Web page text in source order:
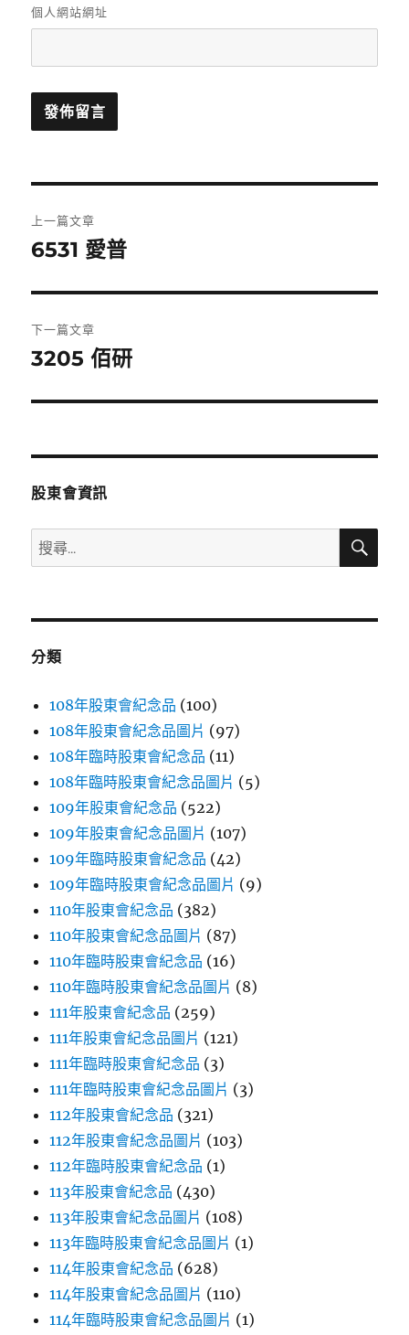
個人網站網址
章
覽
上一篇文章
上
篇
文
章:
6531 愛普
下一篇文章
下
篇
章:
3205 佰研
股東會資訊
搜
尋
鍵
搜
分類
108年股東會紀念品 (100)
108年股東會紀念品圖片 (97)
108年臨時股東會紀念品 (11)
108年臨時股東會紀念品圖片 (5)
109年股東會紀念品 (522)
109年股東會紀念品圖片 (107)
109年臨時股東會紀念品 (42)
109年臨時股東會紀念品圖片 (9)
110年股東會紀念品 (382)
110年股東會紀念品圖片 (87)
110年臨時股東會紀念品 (16)
110年臨時股東會紀念品圖片 (8)
111年股東會紀念品 (259)
111年股東會紀念品圖片 (121)
111年臨時股東會紀念品 (3)
111年臨時股東會紀念品圖片 (3)
112年股東會紀念品 (321)
112年股東會紀念品圖片 (103)
112年臨時股東會紀念品 (1)
113年股東會紀念品 (430)
113年股東會紀念品圖片 (108)
113年臨時股東會紀念品圖片 (1)
114年股東會紀念品 (628)
114年股東會紀念品圖片 (110)
114年臨時股東會紀念品圖片 (1)